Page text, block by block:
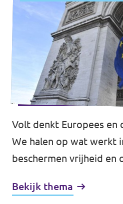
Volt denkt Europees en
We halen op wat werkt
beschermen vrijheid en
betaalbaar, veilig en
Bekijk thema